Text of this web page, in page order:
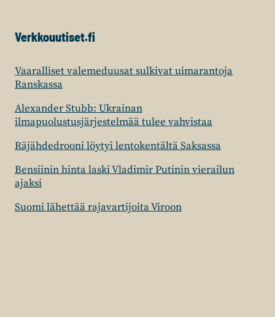
Verkkouutiset.fi
Vaaralliset valemeduusat sulkivat uimarantoja
Ranskassa
Alexander Stubb: Ukrainan
ilmapuolustusjärjestelmää tulee vahvistaa
Räjähdedrooni löytyi lentokentältä Saksassa
Bensiinin hinta laski Vladimir Putinin vierailun
ajaksi
Suomi lähettää rajavartijoita Viroon